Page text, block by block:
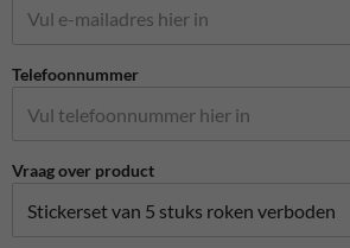
Telefoonnummer
Vraag over product